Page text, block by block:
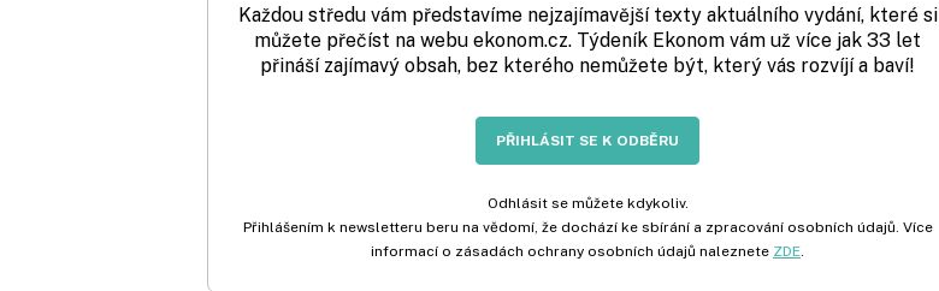
Každou středu vám představíme nejzajímavější texty aktuálního vydání, které si
můžete přečíst na webu ekonom.cz. Týdeník Ekonom vám už více jak 33 let
přináší zajímavý obsah, bez kterého nemůžete být, který vás rozvíjí a baví!
PŘIHLÁSIT SE K ODBĚRU
Odhlásit se můžete kdykoliv.
Přihlášením k newsletteru beru na vědomí, že dochází ke sbírání a zpracování osobních údajů. Více
informací o zásadách ochrany osobních údajů naleznete ZDE